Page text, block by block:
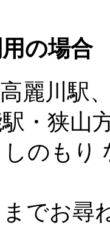
の場合
麗川駅
・狭山
のもり
でお尋